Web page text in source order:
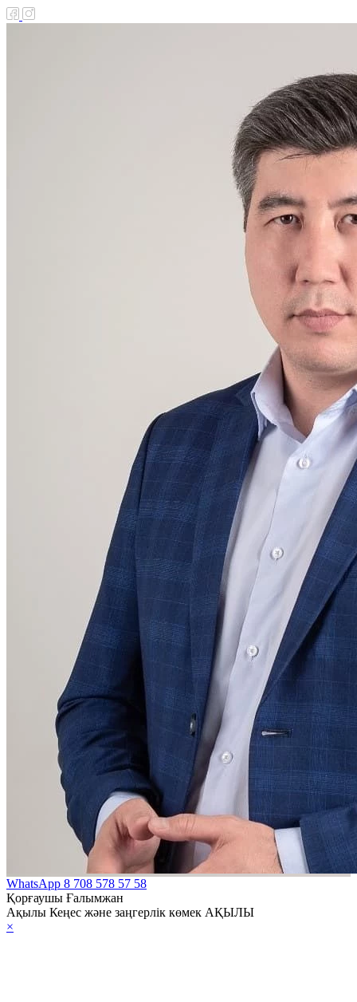
WhatsApp 8 708 578 57 58
Қорғаушы Ғалымжан
Ақылы Кеңес және заңгерлік көмек АҚЫЛЫ
×